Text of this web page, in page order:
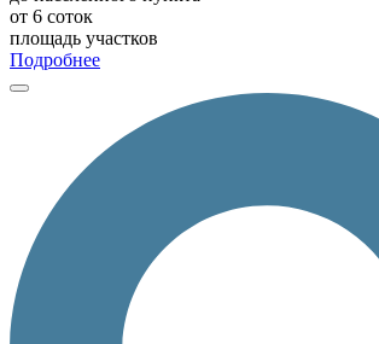
от 6 соток
площадь участков
Подробнее